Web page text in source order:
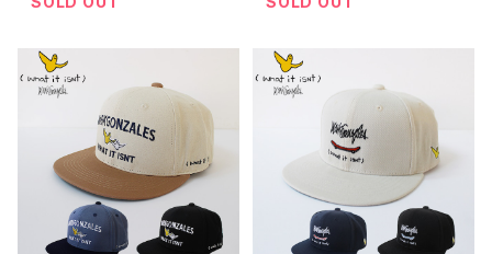
ブランド 通勤 通学 買い物
カジュアル メンズライク ユ
ニセックス
いい おしゃれ 人気 安い ブ
ランド 通勤 通学 買い物 カ
ジュアル メンズライク ユニ